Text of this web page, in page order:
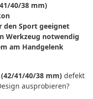
40/38 mm)
den Sport geeignet
Werkzeug notwendig
am Handgelenk
41/40/38 mm) defekt
ausprobieren?